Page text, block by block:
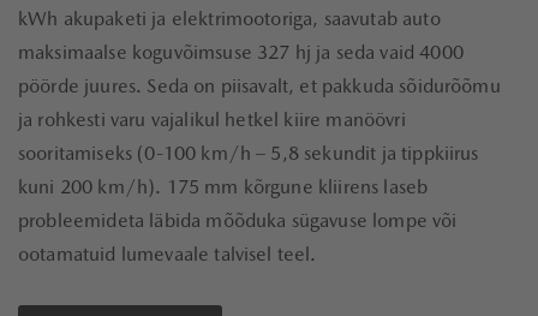
kWh akupaketi ja elektrimootoriga, saavutab auto
maksimaalse koguvõimsuse 327 hj ja seda vaid 4000
pöörde juures. Seda on piisavalt, et pakkuda sõidurõõmu
ja rohkesti varu vajalikul hetkel kiire manöövri
sooritamiseks (0-100 km/h – 5,8 sekundit ja tippkiirus
kuni 200 km/h). 175 mm kõrgune kliirens laseb
probleemideta läbida mõõduka sügavuse lompe või
ootamatuid lumevaale talvisel teel.